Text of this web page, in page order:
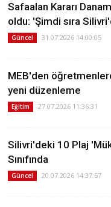
Safaalan Kararı
oldu: 'Şimdi sıra
Güncel 31.07.2026 14:00:05
MEB'den
yeni düzenleme
Eğitim 27.07.2026 11:36:31
Silivri'deki 10 Plaj
Sınıfında
Güncel 20.07.2026 14:37:57